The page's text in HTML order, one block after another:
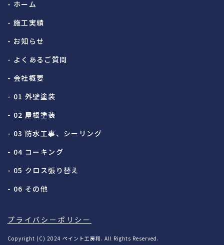
- ホーム
- 施工実績
- お知らせ
- よくあるご質問
- 会社概要
- 01 外壁塗装
- 02 屋根塗装
- 03 防水工事、シーリング
- 04 コーキング
- 05 クロス張り替え
- 06 その他
プライバシーポリシー
Copyright (C) 2024 ペイント工房和. All Rights Reserved.